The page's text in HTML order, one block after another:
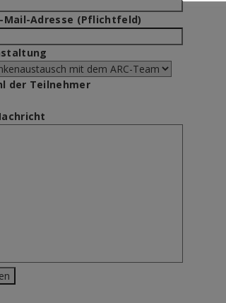
Mail-Adresse (Pflichtfeld)
der Teilnehmer